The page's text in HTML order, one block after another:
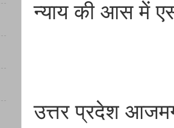
न्याय की आस में
उत्तर प्रदेश